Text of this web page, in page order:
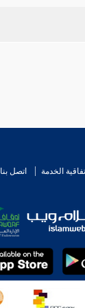
أحدهما رفع
الخدمة اتصل بنا